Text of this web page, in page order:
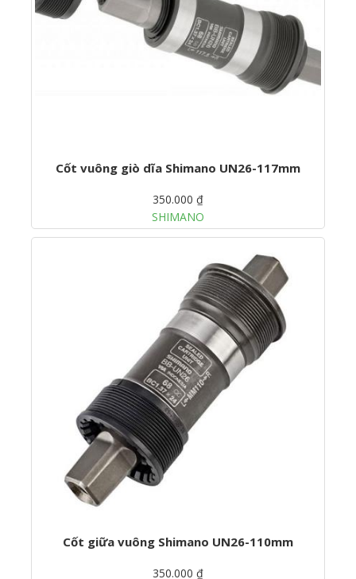
Cốt vuông giò dĩa Shimano UN26-117mm
350.000 ₫
SHIMANO
Cốt giữa vuông Shimano UN26-110mm
350.000 ₫